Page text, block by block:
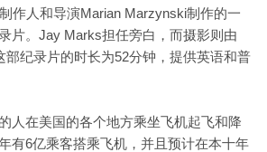
作人和导演Marian Marzynski制作的一
片。Jay Marks担任旁白，而摄影则由
部纪录片的时长为52分钟，提供英语和普
人在美国的各个地方乘坐飞机起飞和降
有6亿乘客搭乘飞机，并且预计在本十年